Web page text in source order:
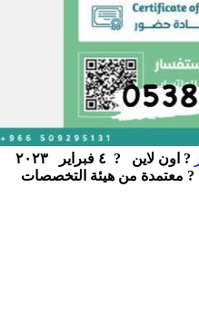
? اون لاين ‏ ‏ ? ٤ فبراير ٢٠٢٣
١٠:٣٠ مساءً ‏ ‏ ? معتمدة من هيئة التخصصات